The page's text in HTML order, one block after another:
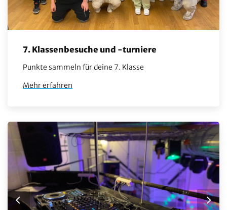
7. Klassenbesuche und -turniere
Punkte sammeln für deine 7. Klasse
Mehr erfahren